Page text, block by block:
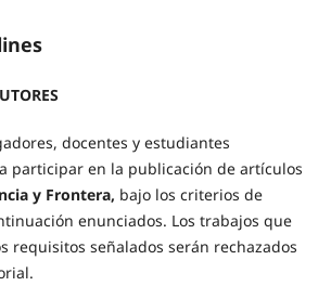
docentes y estudiantes
participar en la publicación de artículos
y Frontera, bajo los criterios de
enunciados. Los trabajos que
requisitos señalados serán rechazados